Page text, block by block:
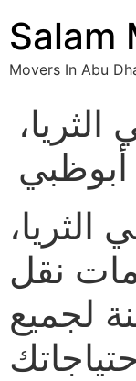
Salam
Movers In Abu
أبوظبي
الثريا،
نقل
لجميع